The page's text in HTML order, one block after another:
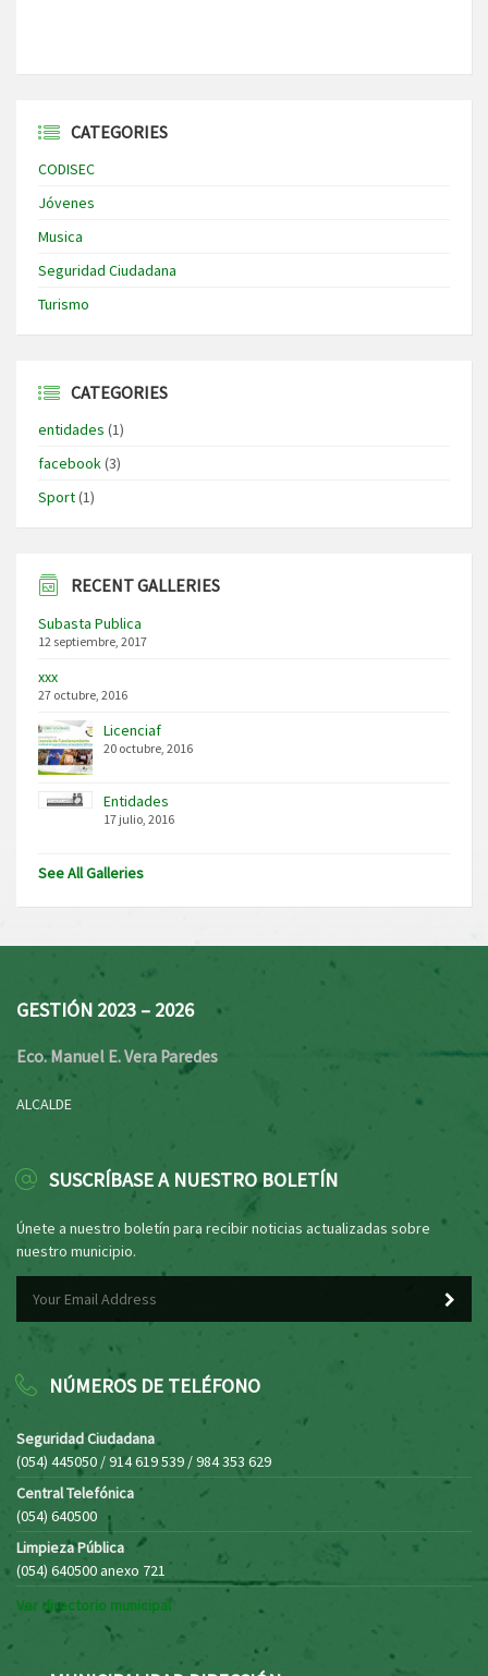
CATEGORIES
CODISEC
Jóvenes
Musica
Seguridad Ciudadana
Turismo
CATEGORIES
entidades (1)
facebook(3)
Sport(1)
RECENT GALLERIES
Subasta Publica
12 septiembre, 2017
xxx
27 octubre, 2016
Licenciaf
20 octubre, 2016
Entidades
17 julio, 2016
See All Galleries
GESTIÓN 2023 – 2026
Eco. Manuel E. Vera Paredes
ALCALDE
SUSCRÍBASE A NUESTRO BOLETÍN
Únete a nuestro boletín para recibir noticias actualizadas sobre
nuestro municipio.
NÚMEROS DE TELÉFONO
Seguridad Ciudadana
(054) 445050 / 914 619 539 / 984 353 629
Central Telefónica
(054) 640500
Limpieza Pública
(054) 640500 anexo 721
Ver directorio municipal